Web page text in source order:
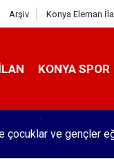
Arşiv Konya Eleman
KONYA SPOR
çocuklar ve gençler